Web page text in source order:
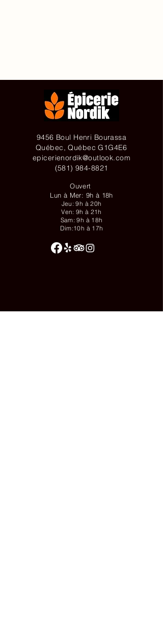
9456 Boul Henri Bourassa
Québec, Québec G1G4E6
epicerienordik@outlook.com
(581) 984-8821
Ouvert
Lun à Mer: 9h à 18h
Jeu: 9h à 20h
Ven: 9h à 21h
Sam: 9h à 18h
Dim:10h à 17h